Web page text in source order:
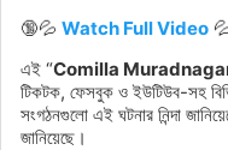
🔞💦 Watch Full Video
এই “Comilla
টিকটক, ফেসবুক ও ইউটিউব-সহ
সংগঠনগুলো এই ঘটনার নিন্দা
জানিয়েছে।